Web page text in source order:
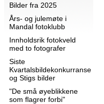
Bilder fra 2025
Års- og julemøte i
Mandal fotoklubb
Innholdsrik fotokveld
med to fotografer
Siste
Kvartalsbildekonkurranse
og Stigs bilder
"De små øyeblikkene
som flagrer forbi"